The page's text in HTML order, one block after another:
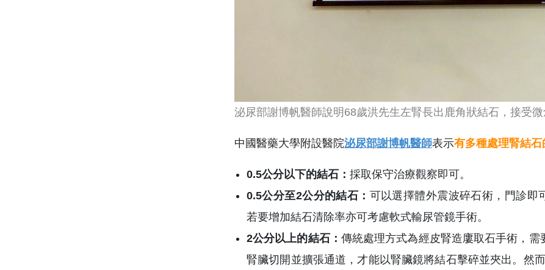
泌尿部謝博帆醫師說明68歲洪先生左腎長出鹿角狀結石，接受
中國醫藥大學附設醫院泌尿部謝博帆醫師表示有多種處理腎結石
0.5公分以下的結石： 採取保守治療觀察即可。
0.5公分至2公分的結石 ： 可以選擇體外震波碎石術，門診即
若要增加結石清除率亦可考慮軟式輸尿管鏡手術。
2公分以上的結石： 傳統處理方式為經皮腎造廔取石手術，
腎臟切開並擴張通道，才能以腎臟鏡將結石擊碎並夾出。然